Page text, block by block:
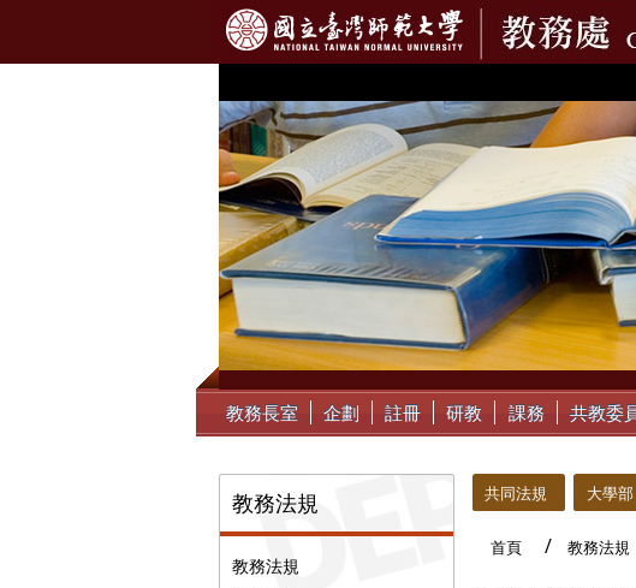
::: 教務長室 企劃 註冊 研教 課務 共教委
教務法規
教務法規
共同法規 大學部
首頁 教務法規